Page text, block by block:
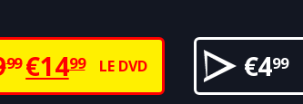
99 €1499 LE DVD €499